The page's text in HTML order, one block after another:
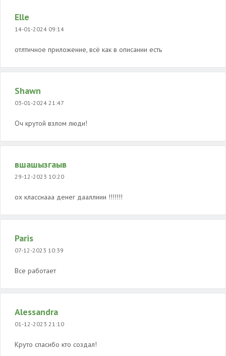
Elle
14-01-2024 09:14
отлтичное приложение, всё как в описании есть
Shawn
03-01-2024 21:47
Оч крутой взлом люди!
вшашызгаыв
29-12-2023 10:20
ох класснааа денег дааллиии !!!!!!!
Paris
07-12-2023 10:39
Все работает
Alessandra
01-12-2023 21:10
Круто спасибо кто создал!